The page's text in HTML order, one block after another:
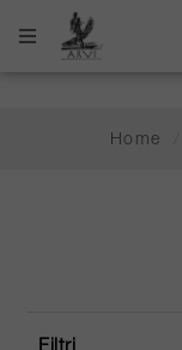
Home